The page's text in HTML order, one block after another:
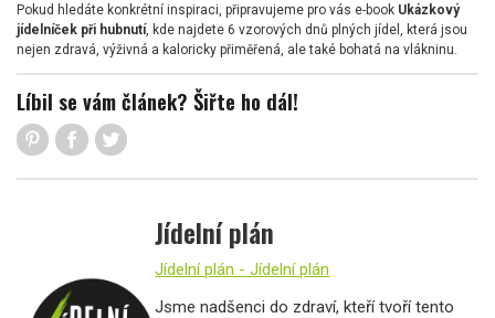
Pokud hledáte konkrétní inspiraci, připravujeme pro vás e-book Ukázkový
jídelníček při hubnutí, kde najdete 6 vzorových dnů plných jídel, která jsou
nejen zdravá, výživná a kaloricky přiměřená, ale také bohatá na vlákninu.
Líbil se vám článek? Šiřte ho dál!
Jídelní plán
Jídelní plán - Jídelní plán
Jsme nadšenci do zdraví, kteří tvoří tento